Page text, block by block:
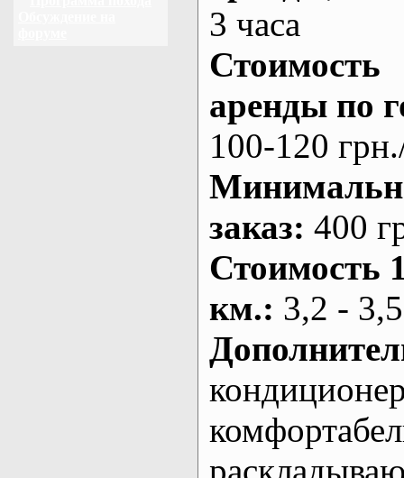
3 часа
Стоимость
аренды по
100-120
заказ: 400
Стоимость
км.: 3,2 -